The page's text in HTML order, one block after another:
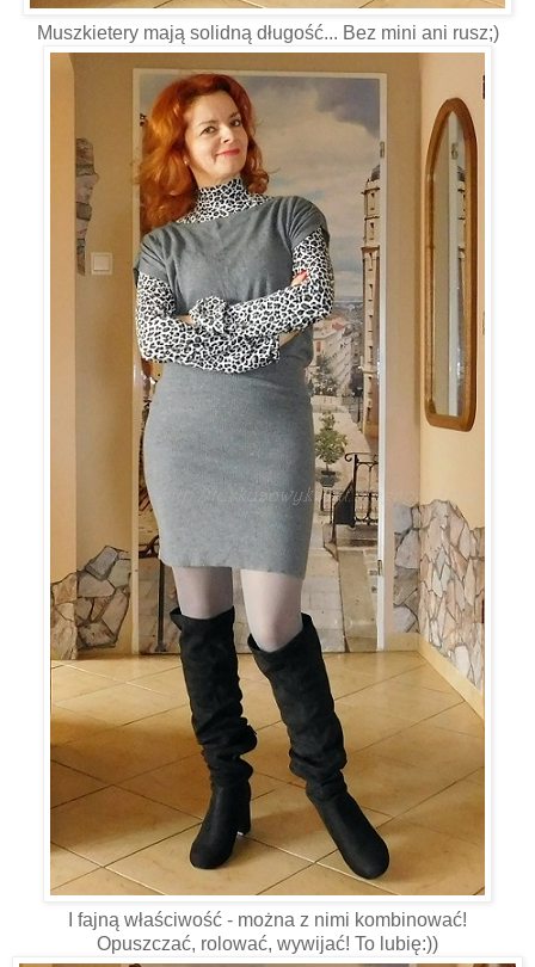
Muszkietery mają solidną długość... Bez mini ani rusz;)
I fajną właściwość - można z nimi kombinować!
Opuszczać, rolować, wywijać! To lubię:))